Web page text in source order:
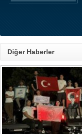
Diğer Haberler